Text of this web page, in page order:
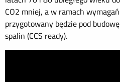
CO2 mniej, a w ramach
przygotowany będzie pod
spalin (CCS ready).